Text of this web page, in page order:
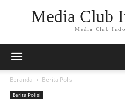
Media Club
Media Club
Beranda Berita Polisi
Berita Polisi